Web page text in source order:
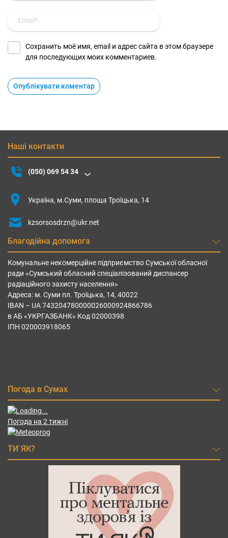
Сохранить моё имя, email и адрес сайта в этом браузере
для последующих моих комментариев.
Наші контакти
(050) 069 54 34
Україна, м.Суми, площа Троїцька, 14
kzsorsosdrzn@ukr.net
Благодійна допомога
Комунальне некомерційне підприємство Сумської обласної
ради «Сумський обласний спеціалізований диспансер
радіаційного захисту населення»
Адреса: м. Суми пл. Троїцька, 14, 40022
IBAN – UА 743204780000026000924866786
в АБ «УКРГАЗБАНК» Код 02000398
ІПН 020003918065
Погода в Сумах
Погода на 2 тижні
ТИ`ЯК?